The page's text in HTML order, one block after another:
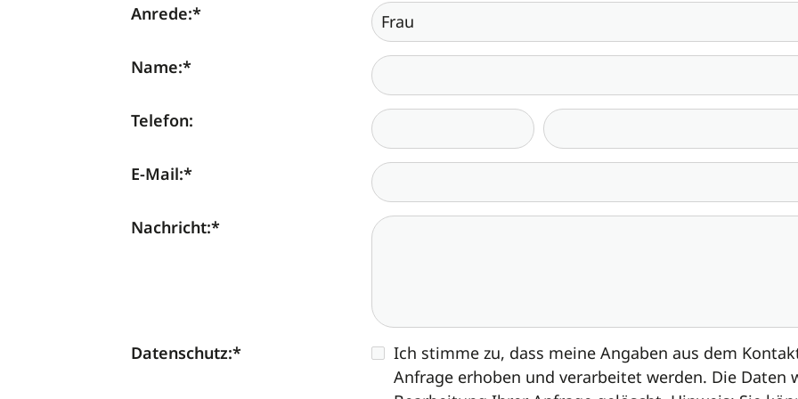
Anrede:*
Name:*
Telefon:
E-Mail:*
Nachricht:*
Datenschutz:*
Ich stimme zu, dass meine Angaben aus dem
Anfrage erhoben und verarbeitet werden. Die Daten